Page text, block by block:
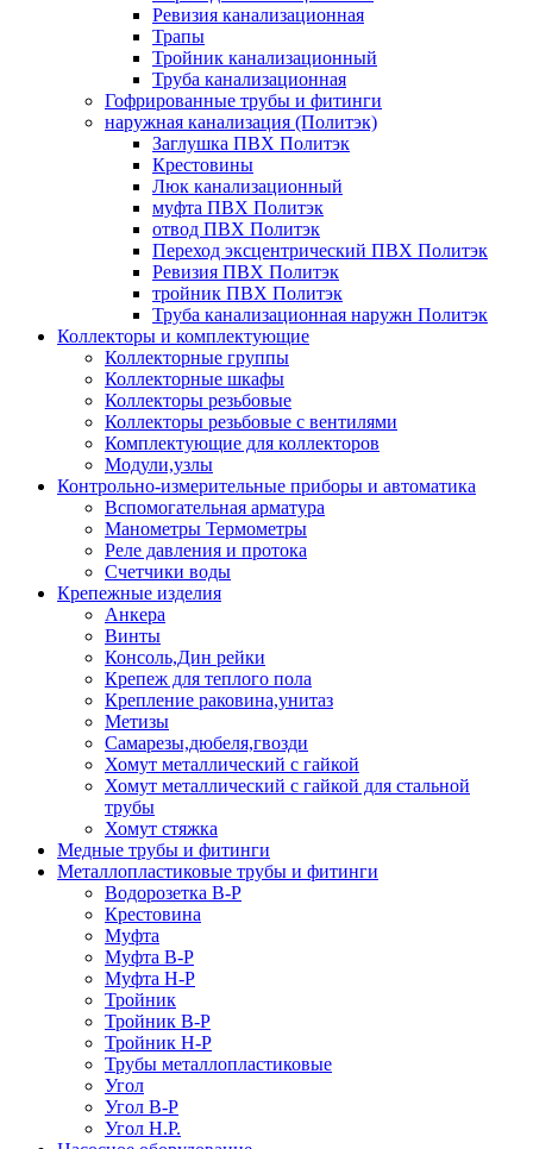
Ревизия канализационная
Трапы
Тройник канализационный
Труба канализационная
Гофрированные трубы и фитинги
наружная канализация (Политэк)
Заглушка ПВХ Политэк
Крестовины
Люк канализационный
муфта ПВХ Политэк
отвод ПВХ Политэк
Переход эксцентрический ПВХ Политэк
Ревизия ПВХ Политэк
тройник ПВХ Политэк
Труба канализационная наружн Политэк
Коллекторы и комплектующие
Коллекторные группы
Коллекторные шкафы
Коллекторы резьбовые
Коллекторы резьбовые с вентилями
Комплектующие для коллекторов
Модули,узлы
Контрольно-измерительные приборы и автоматика
Вспомогательная арматура
Манометры Термометры
Реле давления и протока
Счетчики воды
Крепежные изделия
Анкера
Винты
Консоль,Дин рейки
Крепеж для теплого пола
Крепление раковина,унитаз
Метизы
Самарезы,дюбеля,гвозди
Хомут металлический с гайкой
Хомут металлический с гайкой для стальной
трубы
Хомут стяжка
Медные трубы и фитинги
Металлопластиковые трубы и фитинги
Водорозетка В-Р
Крестовина
Муфта
Муфта В-Р
Муфта Н-Р
Тройник
Тройник В-Р
Тройник Н-Р
Трубы металлопластиковые
Угол
Угол В-Р
Угол Н.Р.